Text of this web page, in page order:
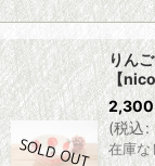
りん
【
2,300
(税込:
在庫な